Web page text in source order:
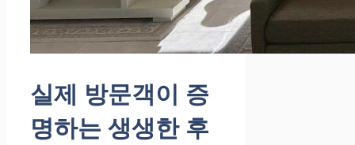
실제 방문객이 증
명하는 생생한 후